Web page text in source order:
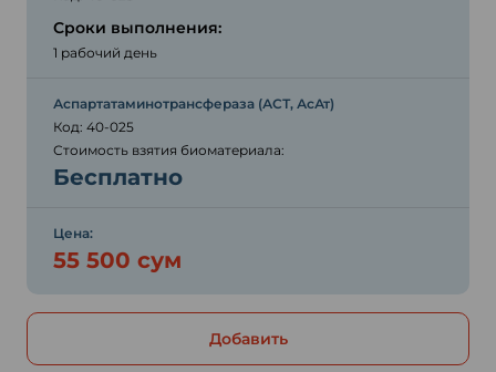
Сроки выполнения:
1 рабочий день
Аспартатаминотрансфераза (АСТ, АсАт)
Код: 40-025
Стоимость взятия биоматериала:
Бесплатно
Цена:
55 500 сум
Добавить